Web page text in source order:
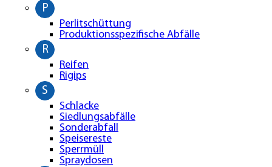
P
Perlitschüttung
Produktionsspezifische Abfälle
R
Reifen
Rigips
S
Schlacke
Siedlungsabfälle
Sonderabfall
Speisereste
Sperrmüll
Spraydosen